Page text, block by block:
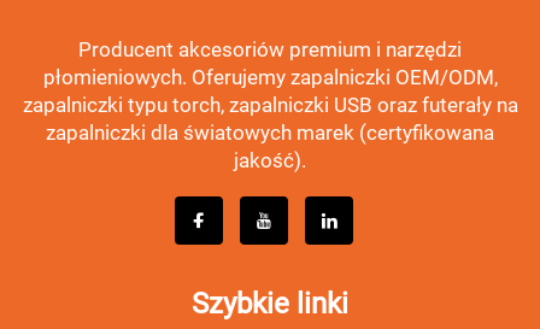
Producent akcesoriów premium i narzędzi
płomieniowych. Oferujemy zapalniczki OEM/ODM,
zapalniczki typu torch, zapalniczki USB oraz futerały na
zapalniczki dla światowych marek (certyfikowana
jakość).
Szybkie linki